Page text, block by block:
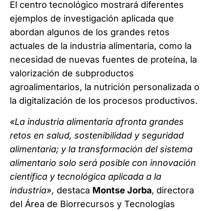
El centro tecnológico mostrará diferentes
ejemplos de investigación aplicada que
abordan algunos de los grandes retos
actuales de la industria alimentaria, como la
necesidad de nuevas fuentes de proteína, la
valorización de subproductos
agroalimentarios, la nutrición personalizada o
la digitalización de los procesos productivos.
«La industria alimentaria afronta grandes
retos en salud, sostenibilidad y seguridad
alimentaria; y la transformación del sistema
alimentario solo será posible con innovación
científica y tecnológica aplicada a la
industria», destaca Montse Jorba, directora
del Área de Biorrecursos y Tecnologías